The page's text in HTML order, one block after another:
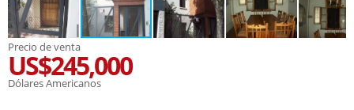
Precio de venta
US$245,000
Dólares Americanos